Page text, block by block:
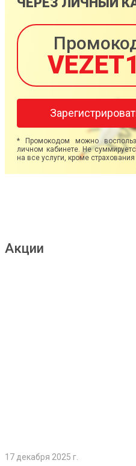
* Промокодом можно
личном кабинете. Не
на все услуги, кроме
Акции
17 декабря 2025 г.